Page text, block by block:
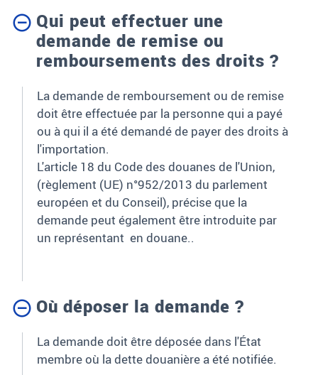
Qui peut effectuer une
demande de remise ou
remboursements des droits ?
La demande de remboursement ou de remise
doit être effectuée par la personne qui a payé
ou à qui il a été demandé de payer des droits à
l'importation.
L'article 18 du Code des douanes de l'Union,
(règlement (UE) n°952/2013 du parlement
européen et du Conseil), précise que la
demande peut également être introduite par
un représentant en douane..
Où déposer la demande ?
La demande doit être déposée dans l'État
membre où la dette douanière a été notifiée.